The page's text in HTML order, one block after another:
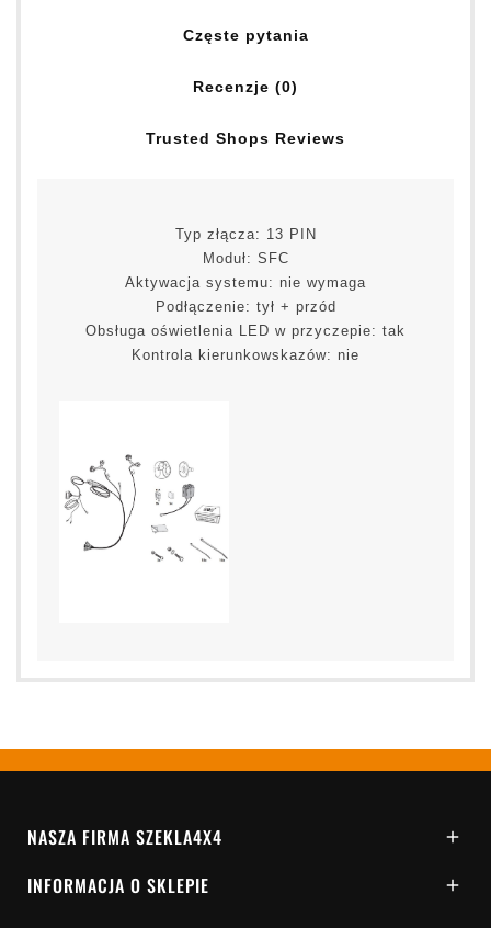
Częste pytania
Recenzje (0)
Trusted Shops Reviews
Typ złącza: 13 PIN
Moduł: SFC
Aktywacja systemu: nie wymaga
Podłączenie: tył + przód
Obsługa oświetlenia LED w przyczepie: tak
Kontrola kierunkowskazów: nie
NASZA FIRMA SZEKLA4X4 
INFORMACJA O SKLEPIE 